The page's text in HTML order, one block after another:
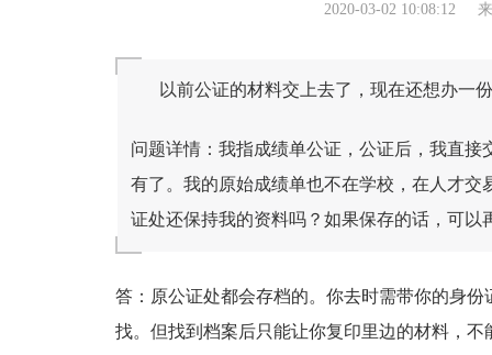
2020-03-02 10:08:12
以前公证的材料交上去了，现在还想办一
问题详情：我指成绩单公证，公证后，我直
有了。我的原始成绩单也不在学校，在人才
证处还保持我的资料吗？如果保存的话，可以
答：原公证处都会存档的。你去时需带你的身
找。但找到档案后只能让你复印里边的材料，